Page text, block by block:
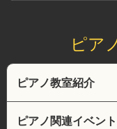
ピア
ピアノ教室紹介
ピアノ関連イベント